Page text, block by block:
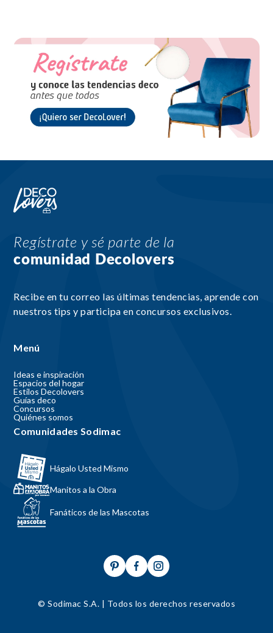
Regístrate y sé parte de la
comunidad Decolovers
Recibe en tu correo las últimas tendencias, aprende con
nuestros tips y participa en concursos exclusivos.
Menú
Ideas e inspiración
Espacios del hogar
Estilos Decolovers
Guías deco
Concursos
Quiénes somos
Comunidades Sodimac
Hágalo Usted Mismo
Manitos a la Obra
Fanáticos de las Mascotas
© Sodimac S.A. | Todos los derechos reservados